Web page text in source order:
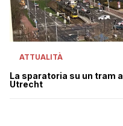
ATTUALITÀ
La sparatoria su un tram a
Utrecht